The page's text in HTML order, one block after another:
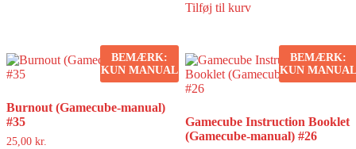
Tilføj til kurv
BEMÆRK:
KUN MANUAL
Burnout (Gamecube-manual)
#35
25,00 kr.
BEMÆRK:
KUN MANUAL
Gamecube Instruction Booklet
(Gamecube-manual) #26